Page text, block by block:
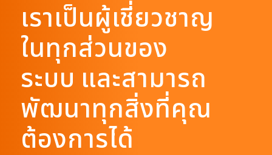
เราเป็นผู้เชี่ยวชาญ
ในทุกส่วนของ
ระบบ และสามารถ
พัฒนาทุกสิ่งที่คุณ
ต้องการได้